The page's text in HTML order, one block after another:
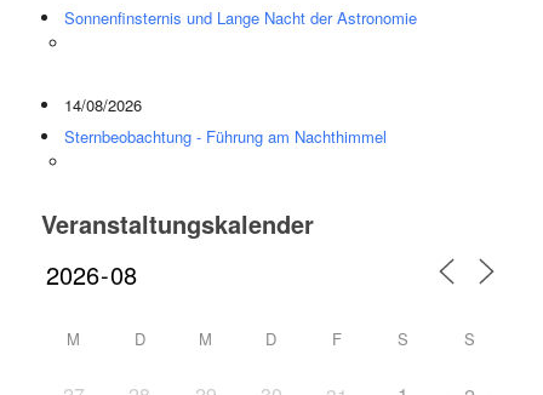
Sonnenfinsternis und Lange Nacht der Astronomie
14/08/2026
Sternbeobachtung - Führung am Nachthimmel
Veranstaltungskalender
M D M D F S S